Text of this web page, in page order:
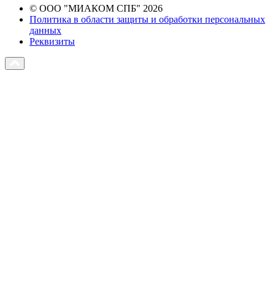
© ООО "МИАКОМ СПБ" 2026
Политика в области защиты и обработки персональных
данных
Реквизиты